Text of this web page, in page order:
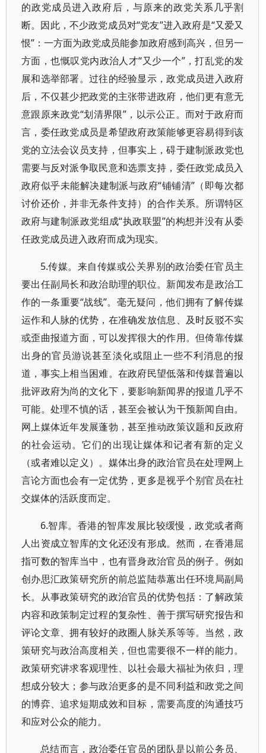
的政党成员进入政府后，与原来的政党关系几乎割
断。因此，不少政党成员对“党友”进入政府是“又爱又
恨”：一方面为政党成员能参加政府感到高兴，但另一
方面，也慨叹党内政治人才“又少一个”，打乱党的发
展和选举部署。过往的经验显示，政党成员进入政府
后，不仅甚少把政党的主张带进政府，他们更有意无
意跟原来政党“划清界限”，以示公正。而对于政府而
言，委任政党成员是希望政府政策能够更容易得到该
党的立法会议员支持，但事实上，碍于建制派政党也
需要与反对派争取民意和选票支持，委任政党成员入
政府似乎未能解决建制派与政府“铺铺清”（即每次都
讨价还价，并非无条件支持）的合作关系。所谓特区
政府与建制派政党组成“执政联盟”的构想并没有从委
任政党成员进入政府而成为现实。
5.传媒。来自传媒或公关界别的政治委任官员主
要出任副局长和政治助理的职位。新闻发布是政治工
作的一条重要“战线”。毫无疑问，他们拥有了解传媒
运作和人脉的优势，在准确发放信息、及时反驳不实
或歪曲报道方面，可以发挥很大的作用。但倚靠传媒
出身的官员游说甚至淡化或阻止一些不利消息的报
道，事实上相当困难。在政府民望低落和传媒普遍以
批评政府为尚的文化下，要影响新闻界的报道几乎不
可能。处理不慎的话，甚至会被认为干预新闻自由。
网上媒体近年发展蓬勃，甚至推动政策议题和反政府
的社会运动。它们的出现让媒体和记者有新的定义
（或者难以定义）。媒体出身的政治官员在处理网上
言论方面也会有一定优势，更多是视乎个别官员在社
交媒体的活跃度而定。
6.智库。香港的智库发展比较缓慢，政党或者商
人出资成立智库的文化还没有形成。然而，在香港屈
指可数的智库当中，也有晋身政治官员的例子。例如
创办思汇政策研究所的前总监陆恭蕙出任环境局副局
长。从事政策研究的政治官员的优势包括：了解政策
内容和政策制定过程的复杂性、善于撰写研究报告和
评论文章、拥有较好的政圈人脉关系等等。当然，政
策研究与政治高度相关，但也需要很不一样的能力。
政策研究讲求客观理性、以社会最大福祉为依归，理
想成分较大；参与政治更多的是不同利益和政党之间
的博弈、追求短期成效和目标，需要高度的沟通技巧
和应对公众的能力。
总结而言，政治委任官员的团队是以前公务员、